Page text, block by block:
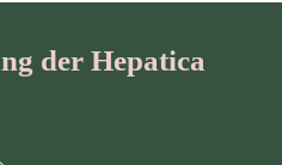
der Hepatica